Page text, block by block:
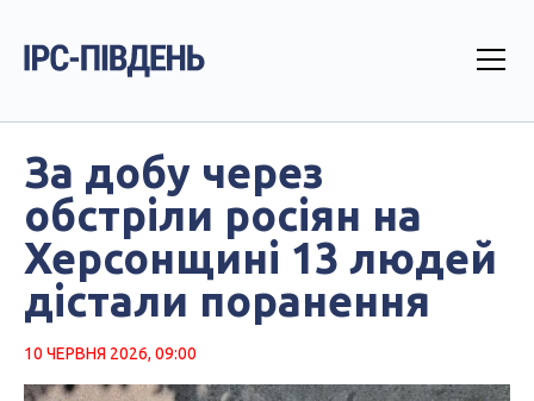
За добу через
обстріли росіян на
Херсонщині 13 людей
дістали поранення
10 ЧЕРВНЯ 2026, 09:00